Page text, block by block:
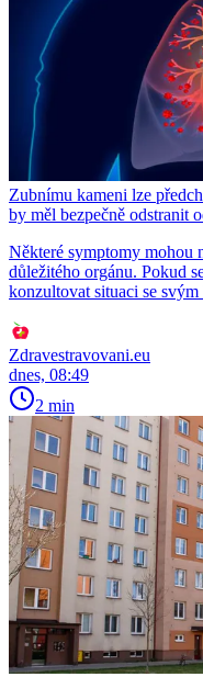
Zubnímu kameni lze
by měl bezpečně odstranit
Některé symptomy mohou
důležitého orgánu. Pokud
konzultovat situaci se svým
Zdravestravovani.eu
dnes, 08:49
2 min